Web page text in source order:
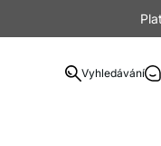
Vyhledávání